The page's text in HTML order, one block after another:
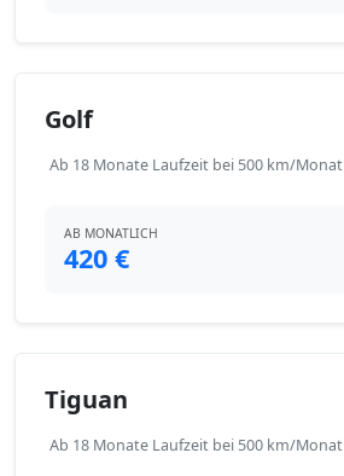
Golf
Ab 18 Monate Laufzeit bei 500 km/Monat
AB MONATLICH
420 €
Tiguan
Ab 18 Monate Laufzeit bei 500 km/Monat